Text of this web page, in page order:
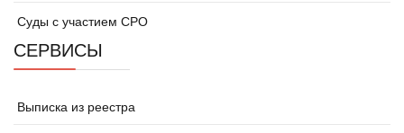
Суды с участием СРО
СЕРВИСЫ
Выписка из реестра